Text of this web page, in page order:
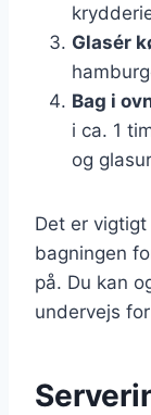
Glasér
Bag i
i ca. 1
og
Det er
bagningen
på. Du kan
undervejs